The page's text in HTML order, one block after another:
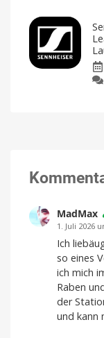
MadMax
1. Juli 2026
Ich
so eines
ich mich
Raben
der
und kann